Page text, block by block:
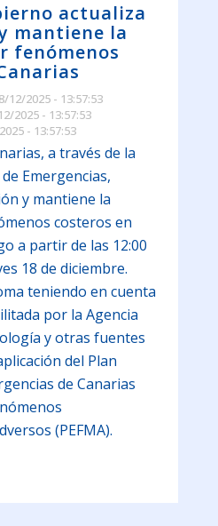
actualiza
mantiene la
fenómenos
12/2025 - 13:57:53
2025 - 13:57:53
- 13:57:53
a través de la
Emergencias,
y mantiene la
costeros en
a partir de las 12:00
18 de diciembre.
teniendo en cuenta
por la Agencia
y otras fuentes
del Plan
de Canarias
(PEFMA).